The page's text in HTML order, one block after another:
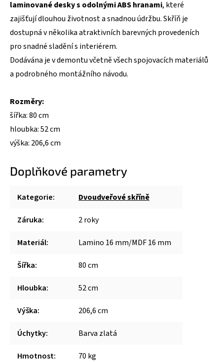
laminované desky s odolnými ABS hranami, které
zajišťují dlouhou životnost a snadnou údržbu. Skříň je
dostupná v několika atraktivních barevných provedeních
pro snadné sladění s interiérem.
Dodávána je v demontu včetně všech spojovacích materiálů
a podrobného montážního návodu.
Rozměry:
šířka: 80 cm
hloubka: 52 cm
výška: 206,6 cm
Doplňkové parametry
Kategorie: Dvoudveřové skříně
Záruka: 2 roky
Materiál: Lamino 16 mm/MDF 16 mm
Šířka: 80 cm
Hloubka: 52 cm
Výška: 206,6 cm
Úchytky: Barva zlatá
Hmotnost: 70 kg